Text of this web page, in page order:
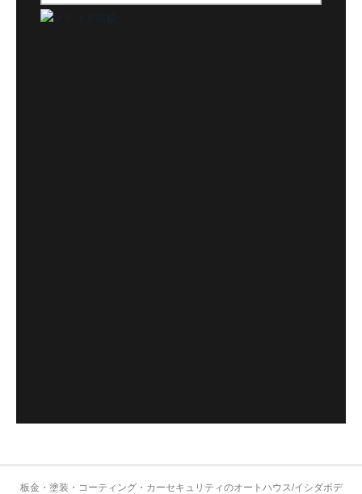
板金・塗装・コーティング・カーセキュリティのオートハウス/イシダボデ